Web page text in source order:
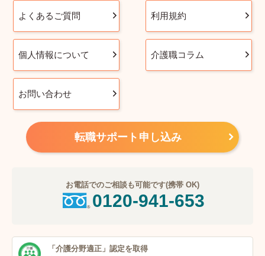
よくあるご質問 利用規約
個人情報について 介護職コラム
お問い合わせ
転職サポート申し込み
お電話でのご相談も可能です(携帯 OK)
0120-941-653
「介護分野適正」 認定を取得